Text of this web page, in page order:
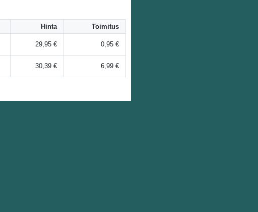
Hinta Toimitus
29,95 € 0,95 €
30,39 € 6,99 €